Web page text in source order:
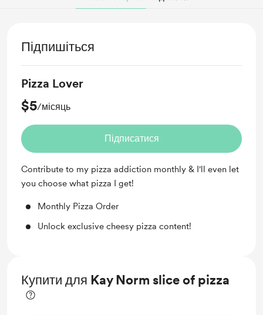
Підпишіться
Pizza Lover
$5/місяць
Підписатися
Contribute to my pizza addiction monthly & I'll even let
you choose what pizza I get!
Monthly Pizza Order
Unlock exclusive cheesy pizza content!
Купити для Kay Norm slice of pizza